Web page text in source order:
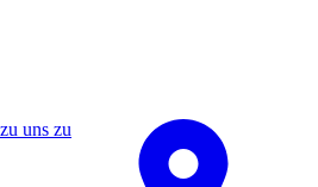
uns zu